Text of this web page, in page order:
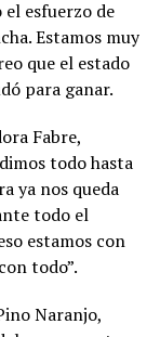
esfuerzo de
Estamos muy
que el estado
para ganar.
Fabre,
todo hasta
ya nos queda
todo el
estamos con
todo”.
Naranjo,